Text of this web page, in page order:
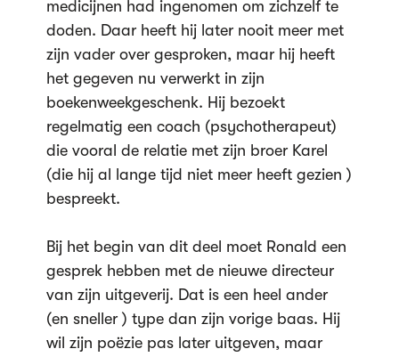
medicijnen had ingenomen om zichzelf te
doden. Daar heeft hij later nooit meer met
zijn vader over gesproken, maar hij heeft
het gegeven nu verwerkt in zijn
boekenweekgeschenk. Hij bezoekt
regelmatig een coach (psychotherapeut)
die vooral de relatie met zijn broer Karel
(die hij al lange tijd niet meer heeft gezien )
bespreekt.
Bij het begin van dit deel moet Ronald een
gesprek hebben met de nieuwe directeur
van zijn uitgeverij. Dat is een heel ander
(en sneller ) type dan zijn vorige baas. Hij
wil zijn poëzie pas later uitgeven, maar